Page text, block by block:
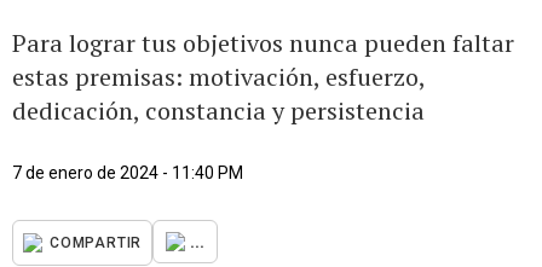
Para lograr tus objetivos nunca pueden faltar
estas premisas: motivación, esfuerzo,
dedicación, constancia y persistencia
7 de enero de 2024 - 11:40 PM
COMPARTIR ...